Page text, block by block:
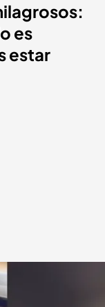
es
estar
en medio de la DANA